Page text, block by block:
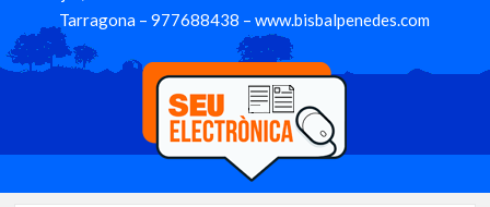
Tarragona – 977688438 – www.bisbalpenedes.com